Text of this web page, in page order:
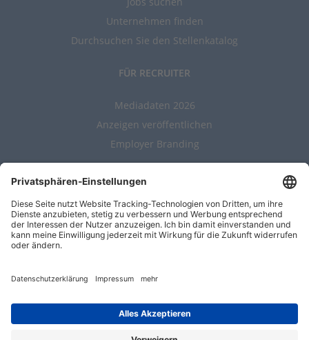
Unternehmen finden
Durchsuchen Sie den Stellenkatalog
FÜR RECRUITER
Mediadaten 2026
Anzeigen veröffentlichen
Employer Branding
ALLGEMEIN
Kontakt
AGBs